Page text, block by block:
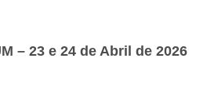
– 23 e 24 de Abril de 2026